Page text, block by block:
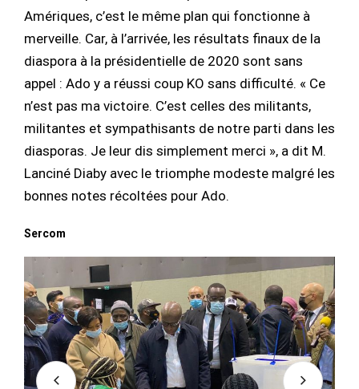
Amériques, c’est le même plan qui fonctionne à
merveille. Car, à l’arrivée, les résultats finaux de la
diaspora à la présidentielle de 2020 sont sans
appel : Ado y a réussi coup KO sans difficulté. « Ce
n’est pas ma victoire. C’est celles des militants,
militantes et sympathisants de notre parti dans les
diasporas. Je leur dis simplement merci », a dit M.
Lanciné Diaby avec le triomphe modeste malgré les
bonnes notes récoltées pour Ado.
Sercom